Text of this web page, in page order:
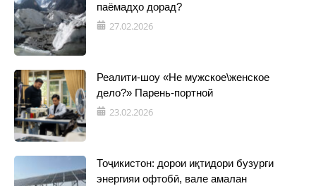
паёмадҳо дорад?
27.02.2026
Реалити-шоу «Не мужское\женское
дело?» Парень-портной
23.02.2026
Тоҷикистон: дорои иқтидори бузурги
энергияи офтобӣ, вале амалан